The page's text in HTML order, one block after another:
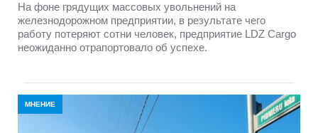
На фоне грядущих массовых увольнений на
железнодорожном предприятии, в результате чего
работу потеряют сотни человек, предприятие LDZ Cargо
неожиданно отрапортовало об успехе.
МНЕНИЕ